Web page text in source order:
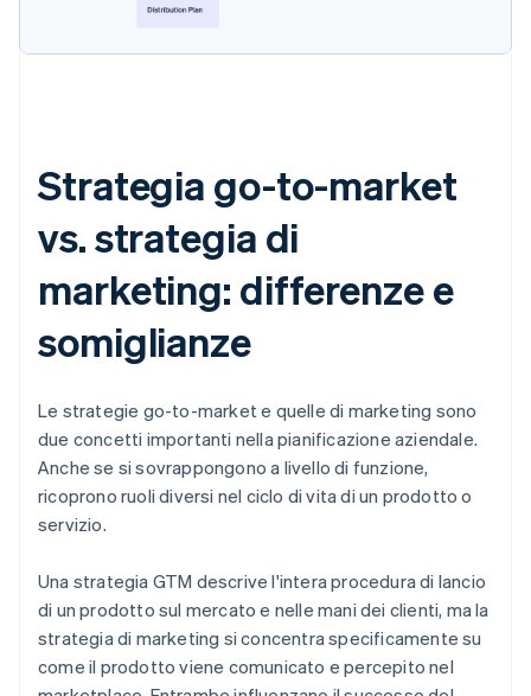
Strategia go-to-market
vs. strategia di
marketing: differenze e
somiglianze
Le strategie go-to-market e quelle di marketing sono
due concetti importanti nella pianificazione aziendale.
Anche se si sovrappongono a livello di funzione,
ricoprono ruoli diversi nel ciclo di vita di un prodotto o
servizio.
Una strategia GTM descrive l'intera procedura di lancio
di un prodotto sul mercato e nelle mani dei clienti, ma la
strategia di marketing si concentra specificamente su
come il prodotto viene comunicato e percepito nel